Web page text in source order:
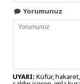
Yorumunuz
UYARI: Küfür,